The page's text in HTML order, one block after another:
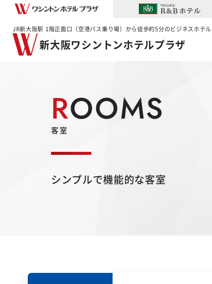
JR新大阪駅 1階正面口（空港バス乗り場）から徒歩約5分のビジネスホテル
新大阪ワシントンホテルプラザ
ROOMS
客室
シンプルで機能的な客室